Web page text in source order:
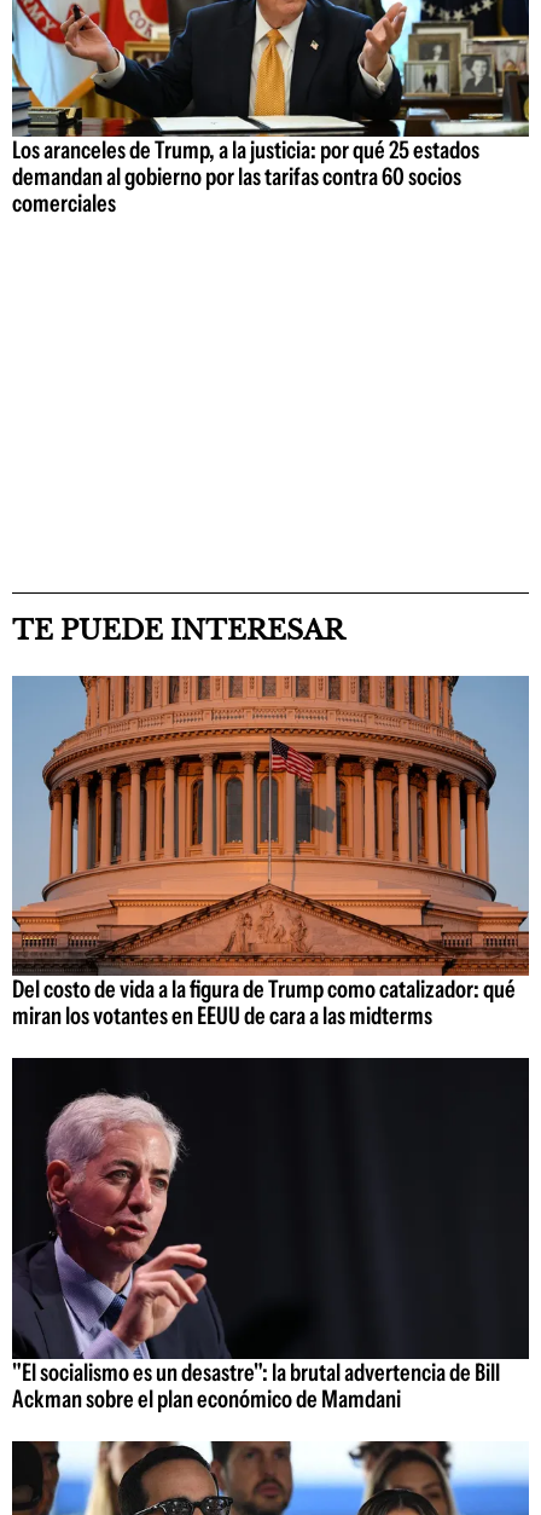
Los aranceles de Trump, a la justicia: por qué 25 estados
demandan al gobierno por las tarifas contra 60 socios
comerciales
TE PUEDE INTERESAR
Del costo de vida a la figura de Trump como catalizador: qué
miran los votantes en EEUU de cara a las midterms
"El socialismo es un desastre": la brutal advertencia de Bill
Ackman sobre el plan económico de Mamdani